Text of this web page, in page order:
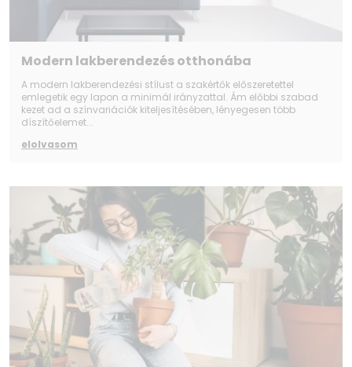
Modern lakberendezés otthonába
A modern lakberendezési stílust a szakértők előszeretettel
emlegetik egy lapon a minimál irányzattal. Ám előbbi szabad
kezet ad a színvariációk kiteljesítésében, lényegesen több
díszítőelemet...
elolvasom